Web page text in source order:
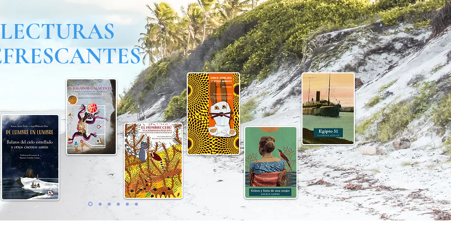
LECTURAS